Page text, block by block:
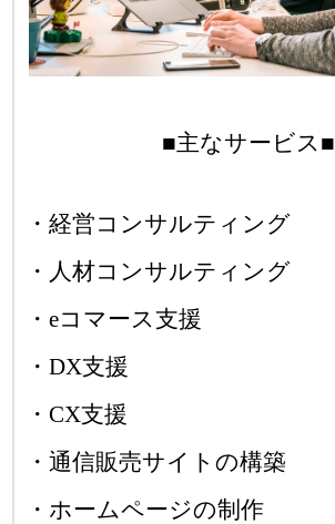
■主なサービス■
・経営コンサルティング
・人材コンサルティング
・eコマース支援
・DX支援
・CX支援
・通信販売サイトの構築
・ ホームページの制作